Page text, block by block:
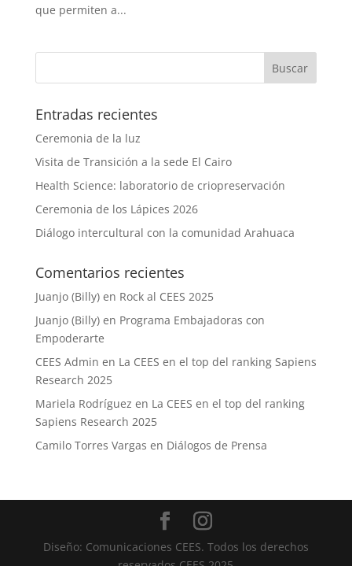
que permiten a...
Entradas recientes
Ceremonia de la luz
Visita de Transición a la sede El Cairo
Health Science: laboratorio de criopreservación
Ceremonia de los Lápices 2026
Diálogo intercultural con la comunidad Arahuaca
Comentarios recientes
Juanjo (Billy)en Rock al CEES 2025
Juanjo (Billy)en Programa Embajadoras con
Empoderarte
CEES Admin en La CEES en el top del ranking Sapiens
Research 2025
Mariela Rodríguez en La CEES en el top del ranking
Sapiens Research 2025
Camilo Torres Vargas en Diálogos de Prensa
Diseño: Comunicaciones CEES. Todos los derechos